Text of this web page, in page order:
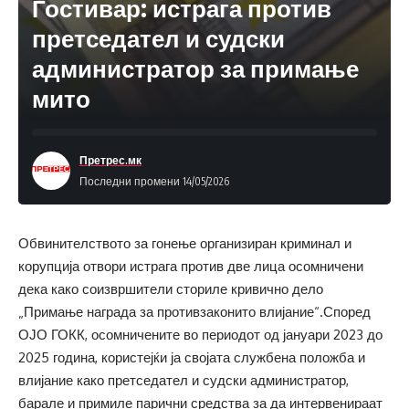
Гостивар: истрага против
претседател и судски
администратор за примање
мито
Последни промени 14/05/2026
Претрес.мк
Обвинителството за гонење организиран криминал и
корупција отвори истрага против две лица осомничени
дека како соизвршители сториле кривично дело
„Примање награда за противзаконито влијание“.Според
ОЈО ГОКК, осомничените во периодот од јануари 2023 до
2025 година, користејќи ја својата службена положба и
влијание како претседател и судски администратор,
барале и примиле парични средства за да интервенираат